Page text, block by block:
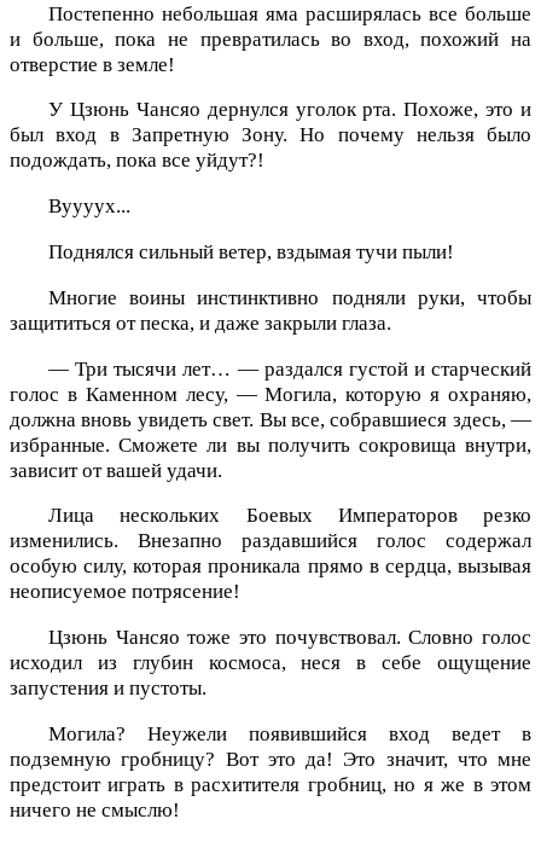
Постепенно небольшая яма расширялась все больше
и больше, пока не превратилась во вход, похожий на
отверстие в земле!
У Цзюнь Чансяо дернулся уголок рта. Похоже, это и
был вход в Запретную Зону. Но почему нельзя было
подождать, пока все уйдут?!
Вуууух...
Поднялся сильный ветер, вздымая тучи пыли!
Многие воины инстинктивно подняли руки, чтобы
защититься от песка, и даже закрыли глаза.
— Три тысячи лет… — раздался густой и старческий
голос в Каменном лесу, — Могила, которую я охраняю,
должна вновь увидеть свет. Вы все, собравшиеся здесь, —
избранные. Сможете ли вы получить сокровища внутри,
зависит от вашей удачи.
Лица нескольких Боевых Императоров резко
изменились. Внезапно раздавшийся голос содержал
особую силу, которая проникала прямо в сердца, вызывая
неописуемое потрясение!
Цзюнь Чансяо тоже это почувствовал. Словно голос
исходил из глубин космоса, неся в себе ощущение
запустения и пустоты.
Могила? Неужели появившийся вход ведет в
подземную гробницу? Вот это да! Это значит, что мне
предстоит играть в расхитителя гробниц, но я же в этом
ничего не смыслю!